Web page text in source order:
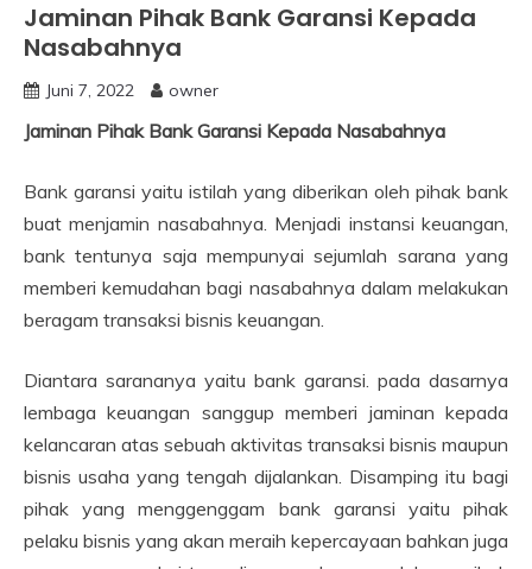
Jaminan Pihak Bank Garansi Kepada
Nasabahnya
Juni 7, 2022 owner
Jaminan Pihak Bank Garansi Kepada Nasabahnya
Bank garansi yaitu istilah yang diberikan oleh pihak bank
buat menjamin nasabahnya. Menjadi instansi keuangan,
bank tentunya saja mempunyai sejumlah sarana yang
memberi kemudahan bagi nasabahnya dalam melakukan
beragam transaksi bisnis keuangan.
Diantara sarananya yaitu bank garansi. pada dasarnya
lembaga keuangan sanggup memberi jaminan kepada
kelancaran atas sebuah aktivitas transaksi bisnis maupun
bisnis usaha yang tengah dijalankan. Disamping itu bagi
pihak yang menggenggam bank garansi yaitu pihak
pelaku bisnis yang akan meraih kepercayaan bahkan juga